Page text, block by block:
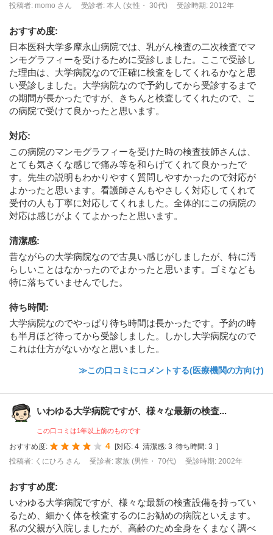
投稿者: momo さん
受診者: 本人 (女性・ 30代) 受診時期: 2012年
おすすめ度:
日本医科大学多摩永山病院では、乳がん検査の二次検査でマ
ンモグラフィーを受けるために受診しました。ここで受診し
た理由は、大学病院なので正確に検査をしてくれるかなと思
い受診しました。大学病院なので予約してから受診するまで
の期間が長かったですが、きちんと検査してくれたので、こ
の病院で受けて良かったと思います。
対応:
この病院のマンモグラフィーを受けた時の検査技師さんは、
とても気さくな感じで痛み等を和らげてくれて良かったで
す。先生の説明もわかりやすく質問しやすかったので対応が
よかったと思います。看護師さんもやさしく対応してくれて
受付の人も丁寧に対応してくれました。全体的にこの病院の
対応は感じがよくてよかったと思います。
清潔感:
昔ながらの大学病院なので古臭い感じがしましたが、特に汚
らしいことはなかったのでよかったと思います。ゴミなども
特に落ちていませんでした。
待ち時間:
大学病院なのでやっぱり待ち時間は長かったです。予約の時
も半月ほど待ってから受診しました。しかし大学病院なので
これは仕方がないかなと思いました。
≫この口コミにコメントする(医療機関の方向け)
いわゆる大学病院ですが、様々な最新の検査...
この口コミは1年以上前のものです
おすすめ度: 4 [対応: 4 清潔感: 3 待ち時間: 3 ]
投稿者: くにひろ さん
受診者: 家族 (男性・ 70代) 受診時期: 2002年
おすすめ度:
いわゆる大学病院ですが、様々な最新の検査設備を持ってい
るため、細かく体を検査するのにお勧めの病院といえます。
私の父親が入院しましたが、高齢のため全身をくまなく調べ